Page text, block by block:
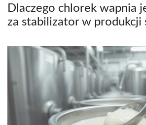
Dlaczego chlorek wapnia
za stabilizator w produkcji